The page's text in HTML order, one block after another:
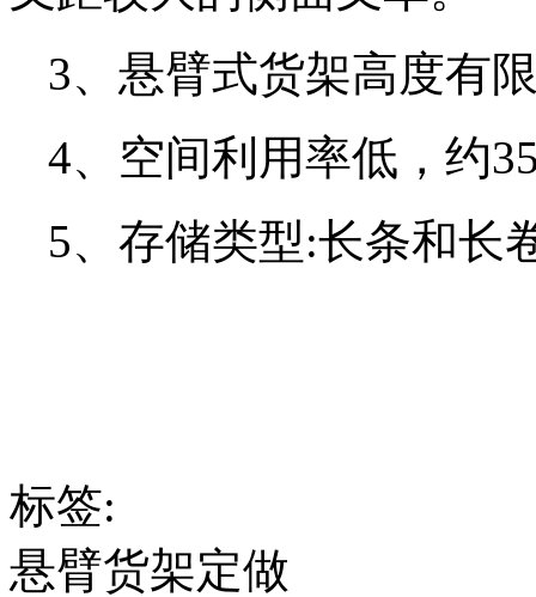
3、悬臂式货架高度有
4、空间利用率低，约
5、存储类型:长条和长
标签:
悬臂货架定做